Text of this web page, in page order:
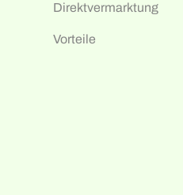
Direktvermarktung
Vorteile